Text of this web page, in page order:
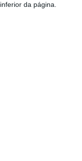
da página.